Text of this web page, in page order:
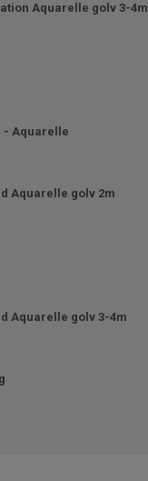
Aquarelle golv 3-4m
- Aquarelle
Aquarelle golv 2m
Aquarelle golv 3-4m